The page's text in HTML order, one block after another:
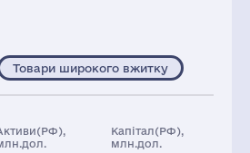
Товари широкого вжитку
Капітал(РФ),
млн.дол.